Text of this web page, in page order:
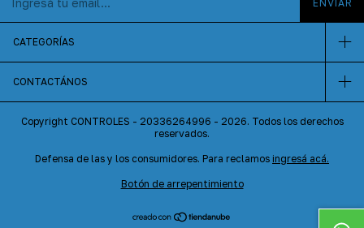
CATEGORÍAS
CONTACTÁNOS
Copyright CONTROLES - 20336264996 - 2026. Todos los derechos
reservados.
Defensa de las y los consumidores. Para reclamos ingresá acá.
Botón de arrepentimiento